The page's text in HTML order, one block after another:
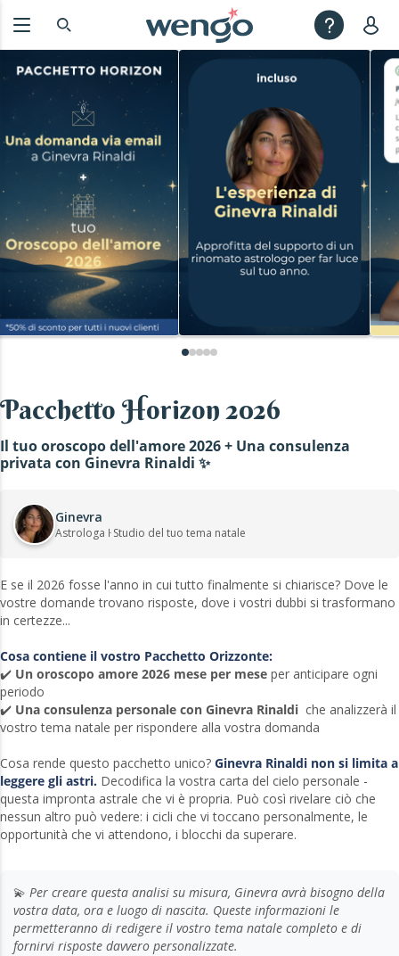
Pacchetto Horizon 2026
Il tuo oroscopo dell'amore 2026 + Una consulenza
privata con Ginevra Rinaldi ✨
Ginevra
Astrologa ŀ Studio del tuo tema natale
E se il 2026 fosse l'anno in cui tutto finalmente si chiarisce? Dove le
vostre domande trovano risposte, dove i vostri dubbi si trasformano
in certezze...
Cosa contiene il vostro Pacchetto Orizzonte:
✔️ Un oroscopo amore 2026 mese per mese per anticipare ogni
periodo
✔️ Una consulenza personale con Ginevra Rinaldi che analizzerà il
vostro tema natale per rispondere alla vostra domanda
Cosa rende questo pacchetto unico? Ginevra Rinaldi non si limita a
leggere gli astri. Decodifica la vostra carta del cielo personale -
questa impronta astrale che vi è propria. Può così rivelare ciò che
nessun altro può vedere: i cicli che vi toccano personalmente, le
opportunità che vi attendono, i blocchi da superare.
💫 Per creare questa analisi su misura, Ginevra avrà bisogno della
vostra data, ora e luogo di nascita. Queste informazioni le
permetteranno di redigere il vostro tema natale completo e di
fornirvi risposte davvero personalizzate.